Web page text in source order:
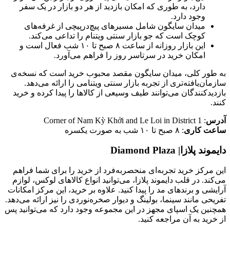
دارد، به طوری که امکان بازدید از هر دو بازار در یک سفر
وجود دارد.
میدان سایگون شامل مسیرهای پیچ‌درپیچی از غرفه‌های
کوچک است که جو بازار سنتی ویتنام را تداعی می‌کند.
این بازار روزانه از ساعت ۸ صبح تا ۱۰ شب فعال است و
امکان خرید در سرتاسر روز را فراهم می‌آورد.
به طور کلی، میدان سایگون مقصد محبوب خرید است که نسخه‌ی
سازمان‌یافته‌تری از تجربه بازار سنتی ویتنامی را ارائه می‌دهد.
بازدیدکنندگان می‌توانند طیف وسیعی از کالاها را پیدا کرده و خرید
کنند.
آدرس: Corner of Nam Kỳ Khởi and Le Loi in District 1
ساعت کاری: ۸ صبح تا ۱۰ شب به صورت یکسره
دایموند پلازا| Diamond Plaza
این مرکز خرید تجربه‌ای منحصربه‌فرد از خرید را برای شما فراهم
می‌کند. در قلب دایموند پلازا، می‌توانید انواع کالاهای لوکس، لوازم
آرایشی و برندهای مد را پیدا کنید. علاوه بر خرید، این مرکز امکانات
تفریحی مانند سینما، بولینگ و دیوار صخره‌نوردی را نیز ارائه می‌دهد.
همچنین یک اسپای مجهز در این مجموعه وجود دارد که می‌توانید پس
از خرید به آن مراجعه کنید.